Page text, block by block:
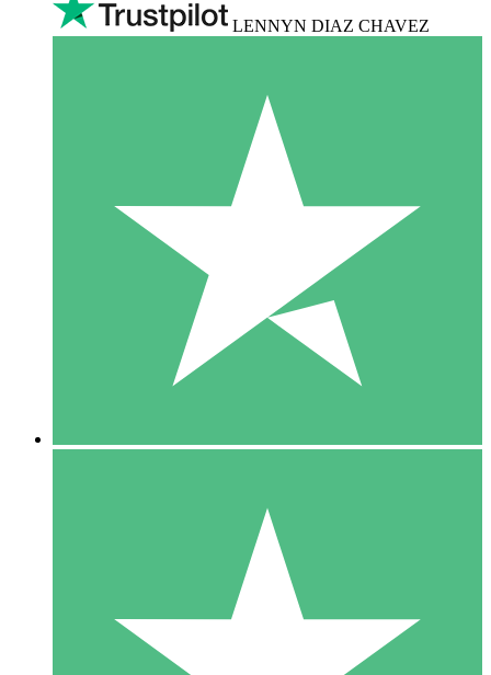
LENNYN DIAZ CHAVEZ